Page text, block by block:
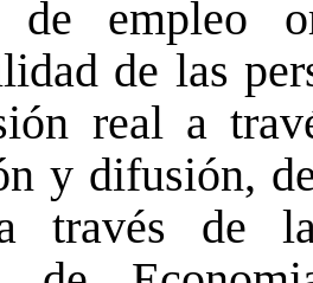
de empleo
de las
real a
y difusión,
través de la